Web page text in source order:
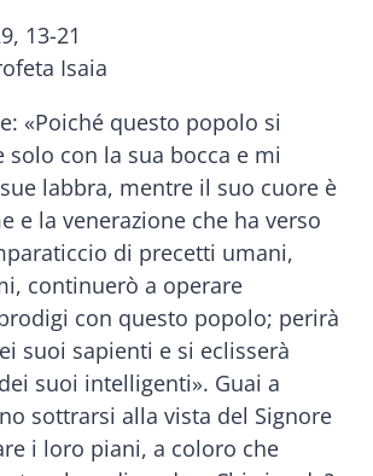
13-21
Isaia
«Poiché questo popolo si
solo con la sua bocca e mi
labbra, mentre il suo cuore è
e la venerazione che ha verso
di precetti umani,
continuerò a operare
con questo popolo; perirà
suoi sapienti e si eclisserà
suoi intelligenti». Guai a
sottrarsi alla vista del Signore
i loro piani, a coloro che